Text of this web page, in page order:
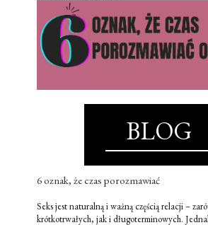
BLOG
6 oznak, że czas porozmawiać
Seks jest naturalną i ważną częścią relacji –
krótkotrwałych, jak i długoterminowych.